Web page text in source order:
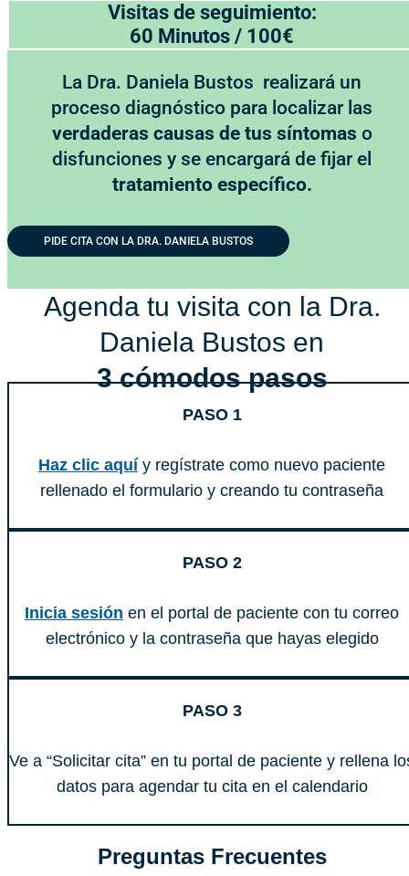
Visitas de seguimiento:
60 Minutos / 100€
La Dra. Daniela Bustos realizará un
proceso diagnóstico para localizar las
verdaderas causas de tus síntomas o
disfunciones y se encargará de fijar el
tratamiento específico.
PIDE CITA CON LA DRA. DANIELA BUSTOS
Agenda tu visita con la Dra.
Daniela Bustos en
3 cómodos pasos
PASO 1
Haz clic aquíy regístrate como nuevo paciente
rellenado el formulario y creando tu contraseña
PASO 2
Inicia sesión en el portal de paciente con tu correo
electrónico y la contraseña que hayas elegido
PASO 3
Ve a “Solicitar cita” en tu portal de paciente y rellena
datos para agendar tu cita en el calendario
Preguntas Frecuentes